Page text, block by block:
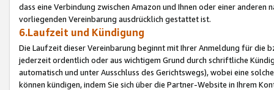
dass eine Verbindung zwischen Amazon und Ihnen oder einer
vorliegenden Vereinbarung ausdrücklich gestattet ist.
6.Laufzeit und Kündigung
Die Laufzeit dieser Vereinbarung beginnt mit Ihrer Anmeldung für die
jederzeit ordentlich oder aus wichtigem Grund durch schriftliche
automatisch und unter Ausschluss des Gerichtswegs), wobei eine
können kündigen, indem Sie sich über die Partner-Website in Ihrem